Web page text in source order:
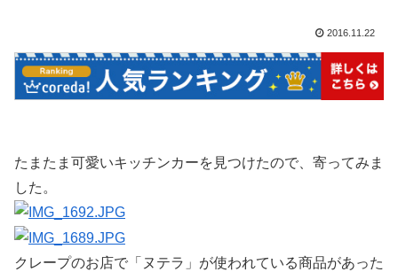
2016.11.22
たまたま可愛いキッチンカーを見つけたので、寄ってみま
した。
クレープのお店で「ヌテラ」が使われている商品があった